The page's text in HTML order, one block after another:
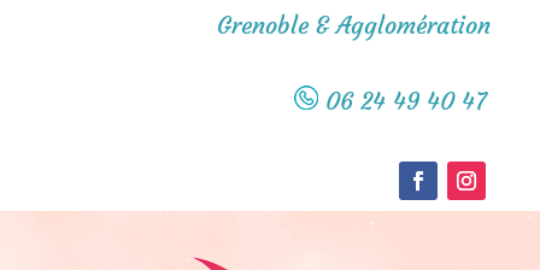
Grenoble & Agglomération
06 24 49 40 47